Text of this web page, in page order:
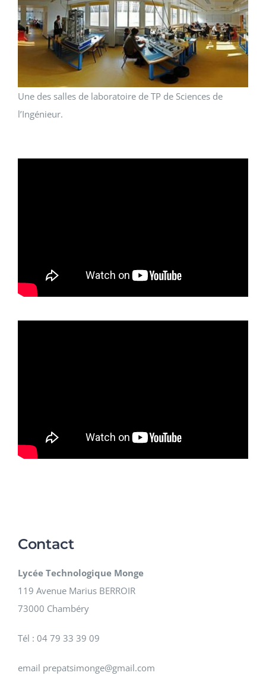
Une des salles de laboratoire de TP de Sciences de
l’Ingénieur.
Contact
Lycée Technologique Monge
119 Avenue Marius BERROIR
73000 Chambéry
Tél : 04 79 33 39 09
email prepatsimonge@gmail.com